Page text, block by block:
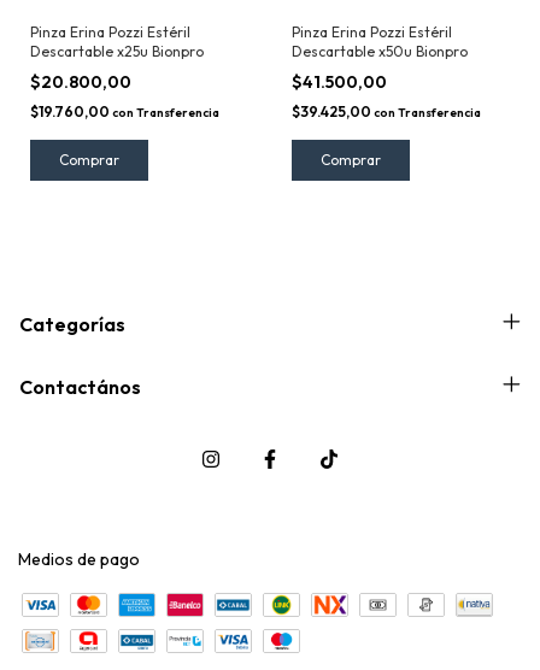
Pinza Erina Pozzi Estéril
Descartable x25u Bionpro
$20.800,00
$19.760,00 con Transferencia
Pinza Erina Pozzi Estéril
Descartable x50u Bionpro
$41.500,00
$39.425,00 con Transferencia
Categorías
Contactános
Medios de pago